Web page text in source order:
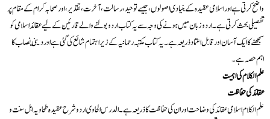
واضح کرتی ہے اور اسلامی عقيدہ کے بنیادی اصولوں، جيسے توحيد، رسالت، آخرت، تقدير، اور صحابہ کرام کے مقام پر
تفصيلی بحث کرتی ہے۔ اردو زبان ميں ہونے کی وجہ سے يہ کتاب اردو بولنے والے قارئين کے ليے عقائد اسلامی کو
سمجھنے کا ايک آسان اور قابل اعتماد ذريعہ ہے۔ يہ کتاب مکتبہ رحمانیہ کے زير اہتمام شائع کی گئی ہے اور ديني نصاب کا
اہم حصہ ہے۔
علم الکلام کی اہميت
عقائد کی حفاظت
علم الکلام اسلامی عقائد کی وضاحت اور ان کی حفاظت کا ذريعہ ہے۔ الدرس الحاوی اردو شرح عقيدہ طحاويہ اہل سنت و